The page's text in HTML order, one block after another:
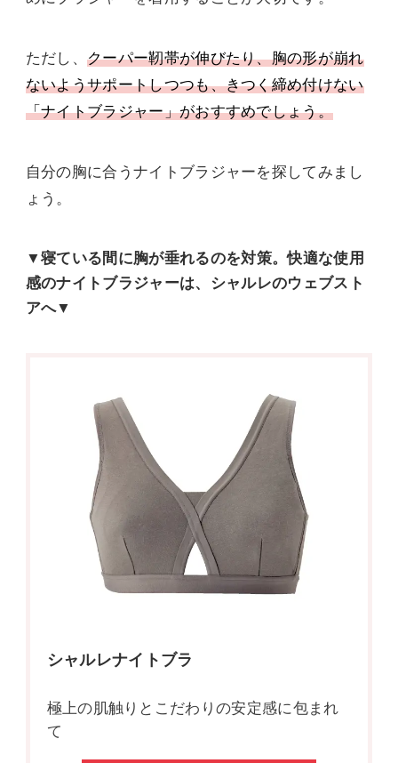
ただし、 クーパー靭帯が伸びたり、胸の形が崩れ
ないようサポートしつつも、きつく締め付けない
「ナイトブラジャー」がおすすめでしょう。
自分の胸に合うナイトブラジャーを探してみまし
ょう。
▼寝ている間に胸が垂れるのを対策。快適な使用
感のナイトブラジャーは、シャルレのウェブスト
アへ▼
シャルレナイトブラ
極上の肌触りとこだわりの安定感に包まれ
て